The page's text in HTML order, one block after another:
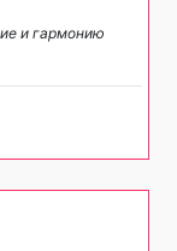
и гармонию